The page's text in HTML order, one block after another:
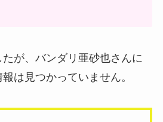
が、バンダリ亜砂也さんに
は見つかっていません。